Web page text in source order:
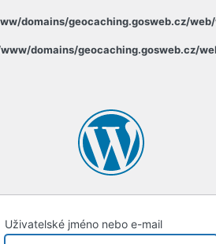
domains/geocaching.gosweb.cz/
domains/geocaching.gosweb.cz/
Uživatelské jméno nebo e-mail